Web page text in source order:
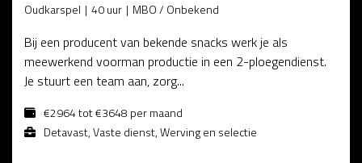
Oudkarspel 40 uur MBO / Onbekend
Bij een producent van bekende snacks werk je als
meewerkend voorman productie in een 2-ploegendienst.
Je stuurt een team aan, zorg...
€2964 tot €3648 per maand
Detavast, Vaste dienst, Werving en selectie